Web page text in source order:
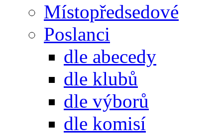
Místopředsedové
Poslanci
dle abecedy
dle klubů
dle výborů
dle komisí